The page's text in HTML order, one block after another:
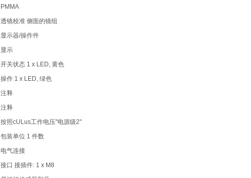
PMMA
透镜校准 侧面的镜组
显示器/操作件
显示
开关状态 1 x LED, 黄色
操作 1 x LED, 绿色
注释
注释
按照cULus工作电压"电源级2"
包装单位 1 件数
电气连接
接口 接插件: 1 x M8